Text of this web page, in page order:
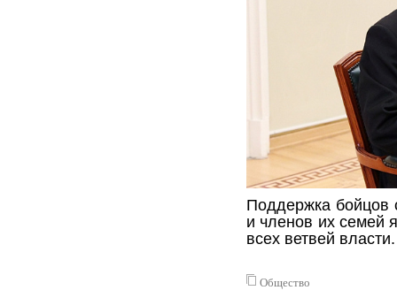
Поддержка бойцов
и членов их семей
всех ветвей власти.
Общество